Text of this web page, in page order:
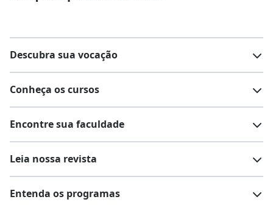
Descubra sua vocação
Conheça os cursos
Cursos técnicos
Encontre sua faculdade
Comunidade Quero
Leia nossa revista
Entenda os programas